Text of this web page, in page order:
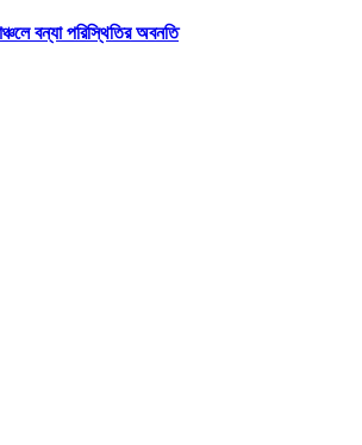
বন্যা পরিস্থিতির অবনতি